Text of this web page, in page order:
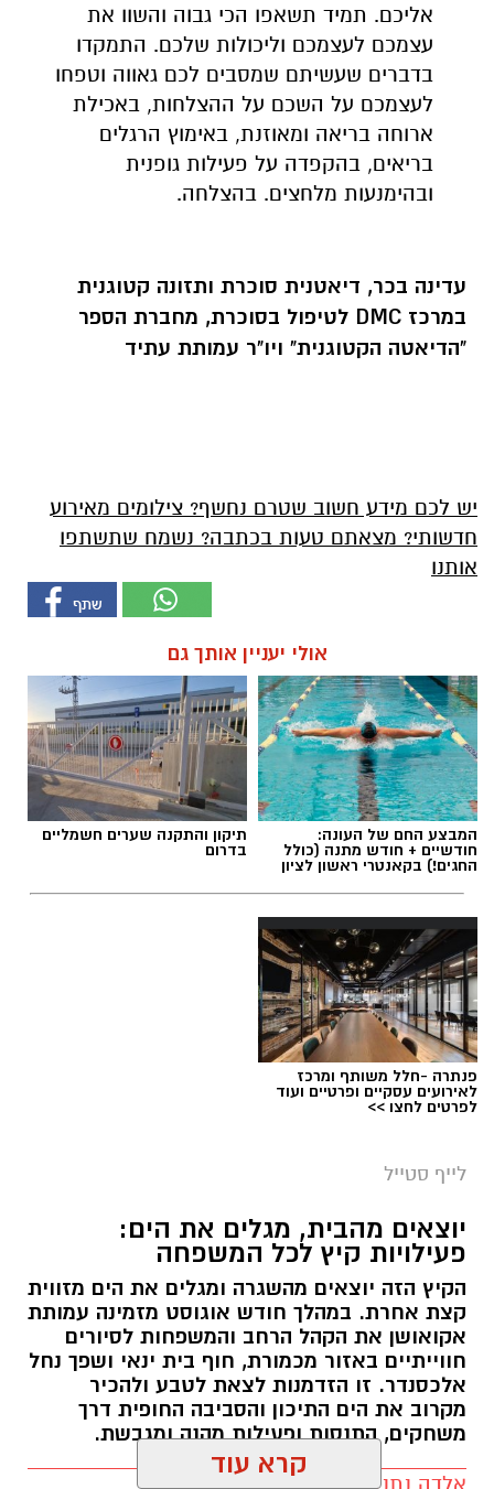
אליכם. תמיד תשאפו הכי גבוה והשוו את
עצמכם לעצמכם וליכולות שלכם. התמקדו
בדברים שעשיתם שמסבים לכם גאווה וטפחו
לעצמכם על השכם על ההצלחות, באכילת
ארוחה בריאה ומאוזנת, באימוץ הרגלים
בריאים, בהקפדה על פעילות גופנית
ובהימנעות מלחצים. בהצלחה.
עדינה בכר, דיאטנית סוכרת ותזונה קטוגנית
במרכז DMC לטיפול בסוכרת, מחברת הספר
"הדיאטה הקטוגנית" ויו"ר עמותת עתיד
יש לכם מידע חשוב שטרם נחשף? צילומים מאירוע
חדשותי? מצאתם טעות בכתבה? נשמח שתשתפו
אותנו
אולי יעניין אותך גם
המבצע החם של העונה:
חודשיים + חודש מתנה (כולל
החגים!) בקאנטרי ראשון לציון
תיקון והתקנה שערים חשמליים
בדרום
פנתרה -חלל משותף ומרכז
לאירועים עסקיים ופרטיים ועוד
לפרטים לחצו >>
לייף סטייל
יוצאים מהבית, מגלים את הים:
פעילויות קיץ לכל המשפחה
הקיץ הזה יוצאים מהשגרה ומגלים את הים מזווית
קצת אחרת. במהלך חודש אוגוסט מזמינה עמותת
אקואושן את הקהל הרחב והמשפחות לסיורים
חווייתיים באזור מכמורת, חוף בית ינאי ושפך נחל
אלכסנדר. זו הזדמנות לצאת לטבע ולהכיר
מקרוב את הים התיכון והסביבה החופית דרך
משחקים, התנסות ופעילות מהנה ומגבשת.
קרא עוד